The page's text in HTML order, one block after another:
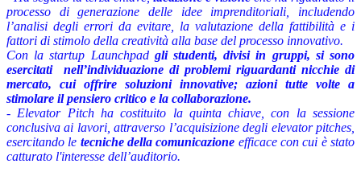
processo di generazione delle idee imprenditoriali, includendo
l’analisi degli errori da evitare, la valutazione della fattibilità e i
fattori di stimolo della creatività alla base del processo innovativo.
Con la startup Launchpad gli studenti, divisi in gruppi, si sono
esercitati nell’individuazione di problemi riguardanti nicchie di
mercato, cui offrire soluzioni innovative; azioni tutte volte a
stimolare il pensiero critico e la collaborazione.
- Elevator Pitch ha costituito la quinta chiave, con la sessione
conclusiva ai lavori, attraverso l’acquisizione degli elevator pitches,
esercitando le tecniche della comunicazione efficace con cui è stato
catturato l'interesse dell’auditorio.